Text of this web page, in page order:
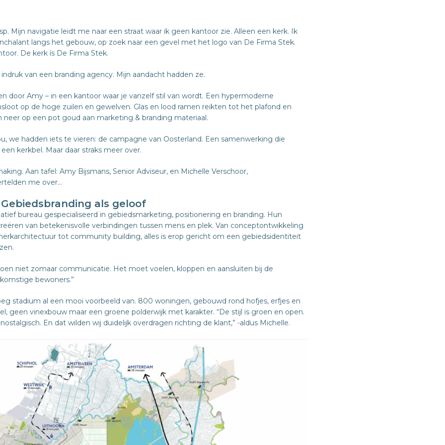
Mijn navigatie leidt me naar een straat waar ik geen kantoor zie. Alleen een kerk. Ik
langs het gebouw, op zoek naar een gevel met het logo van De Firma Stek.
De kerk ís De Firma Stek.
van een branding agency. Mijn aandacht hadden ze.
door Amy – in een kantoor waar je vanzelf stil van wordt. Een hypermoderne
op de hoge zuilen en gewelven. Glas en lood ramen reikten tot het plafond en
op een pot goud aan marketing & branding materiaal.
we hadden iets te vieren: de campagne van Oosterland. Een samenwerking die
kerkbel. Maar daar straks meer over.
Aan tafel: Amy Bijsmans, Senior Adviseur, en Michelle Verschoor,
me over…
als geloof
bureau gespecialiseerd in gebiedsmarketing, positionering en branding. Hun
van betekenisvolle verbindingen tussen mens en plek. Van conceptontwikkeling
tot community building, alles is erop gericht om een gebiedsidentiteit
niet zomaar communicatie. Het moet voelen, kloppen en aansluiten bij de
bewoners.”
stadium al een mooi voorbeeld van. 800 woningen, gebouwd rond hofjes, erfjes en
geen vinexbouw maar een groene polderwijk met karakter. “De stijl is groen en open.
En dat wilden wij duidelijk overdragen richting de klant,” -aldus Michelle.